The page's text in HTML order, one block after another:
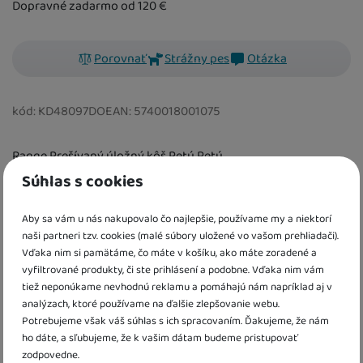
Súhlas s cookies
Aby sa vám u nás nakupovalo čo najlepšie, používame my a niektorí
naši partneri tzv. cookies (malé súbory uložené vo vašom prehliadači).
Vďaka nim si pamätáme, čo máte v košíku, ako máte zoradené a
vyfiltrované produkty, či ste prihlásení a podobne. Vďaka nim vám
tiež neponúkame nevhodnú reklamu a pomáhajú nám napríklad aj v
analýzach, ktoré používame na ďalšie zlepšovanie webu.
Potrebujeme však váš súhlas s ich spracovaním. Ďakujeme, že nám
ho dáte, a sľubujeme, že k vašim dátam budeme pristupovať
zodpovedne.
kód: KD48097DOEAN: 5740018001075
Ragge Prešívaný úložný kôš Petú Petú
Dopravné zadarmo od 120€
Porovnať Strážny pes Otázka
Informácie o produkte
Kôš na hračky
- prešívaný úložný kôš na hračky a plyšové hračky
- poslúži aj ako pekná dekorácia do detskej izby
- roztomilý dizajn
- materiál: 100% bavlna, výplň: polyester
- rozmery: 46 x 40 cm